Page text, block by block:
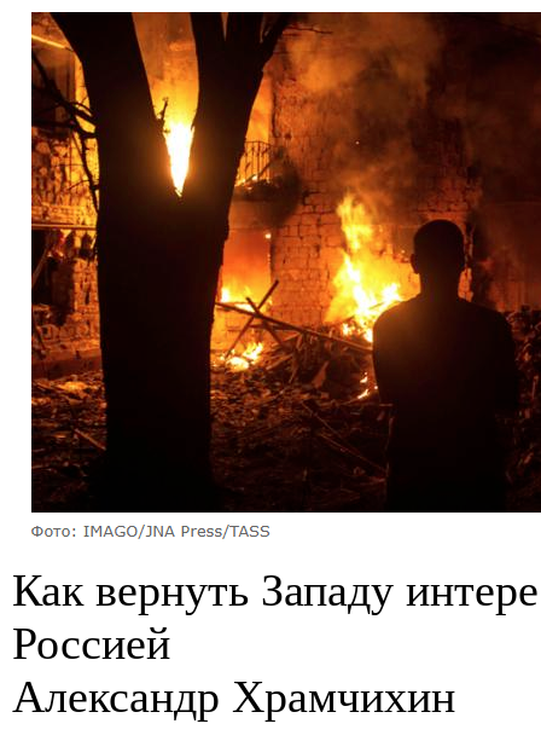
Как вернуть Западу
Россией
Александр Храмчихин